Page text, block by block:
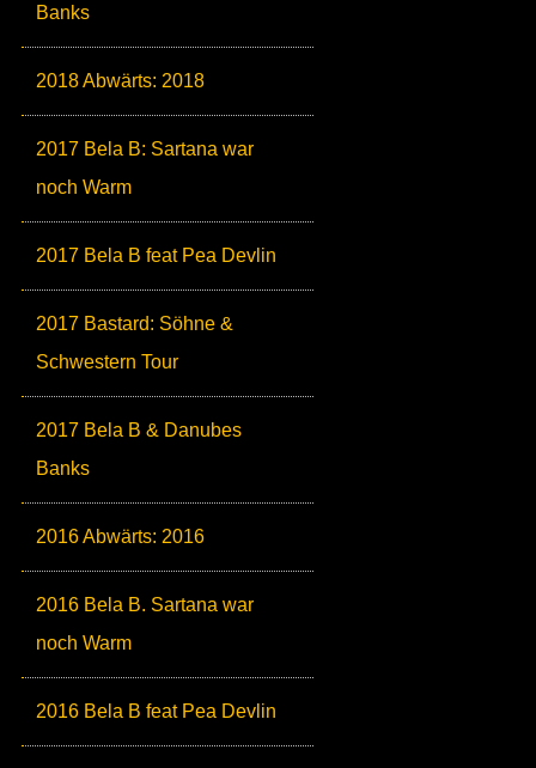
Banks
2018 Abwärts: 2018
2017 Bela B: Sartana war
noch Warm
2017 Bela B feat Pea Devlin
2017 Bastard: Söhne &
Schwestern Tour
2017 Bela B & Danubes
Banks
2016 Abwärts: 2016
2016 Bela B. Sartana war
noch Warm
2016 Bela B feat Pea Devlin